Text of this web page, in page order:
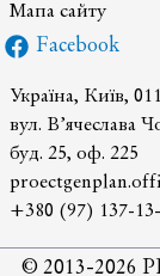
Мапа сайту
Facebook
Україна, Київ,
вул. В’ячеслава
буд. 25, оф. 225
+380 (97) 137-
© 2013-2026